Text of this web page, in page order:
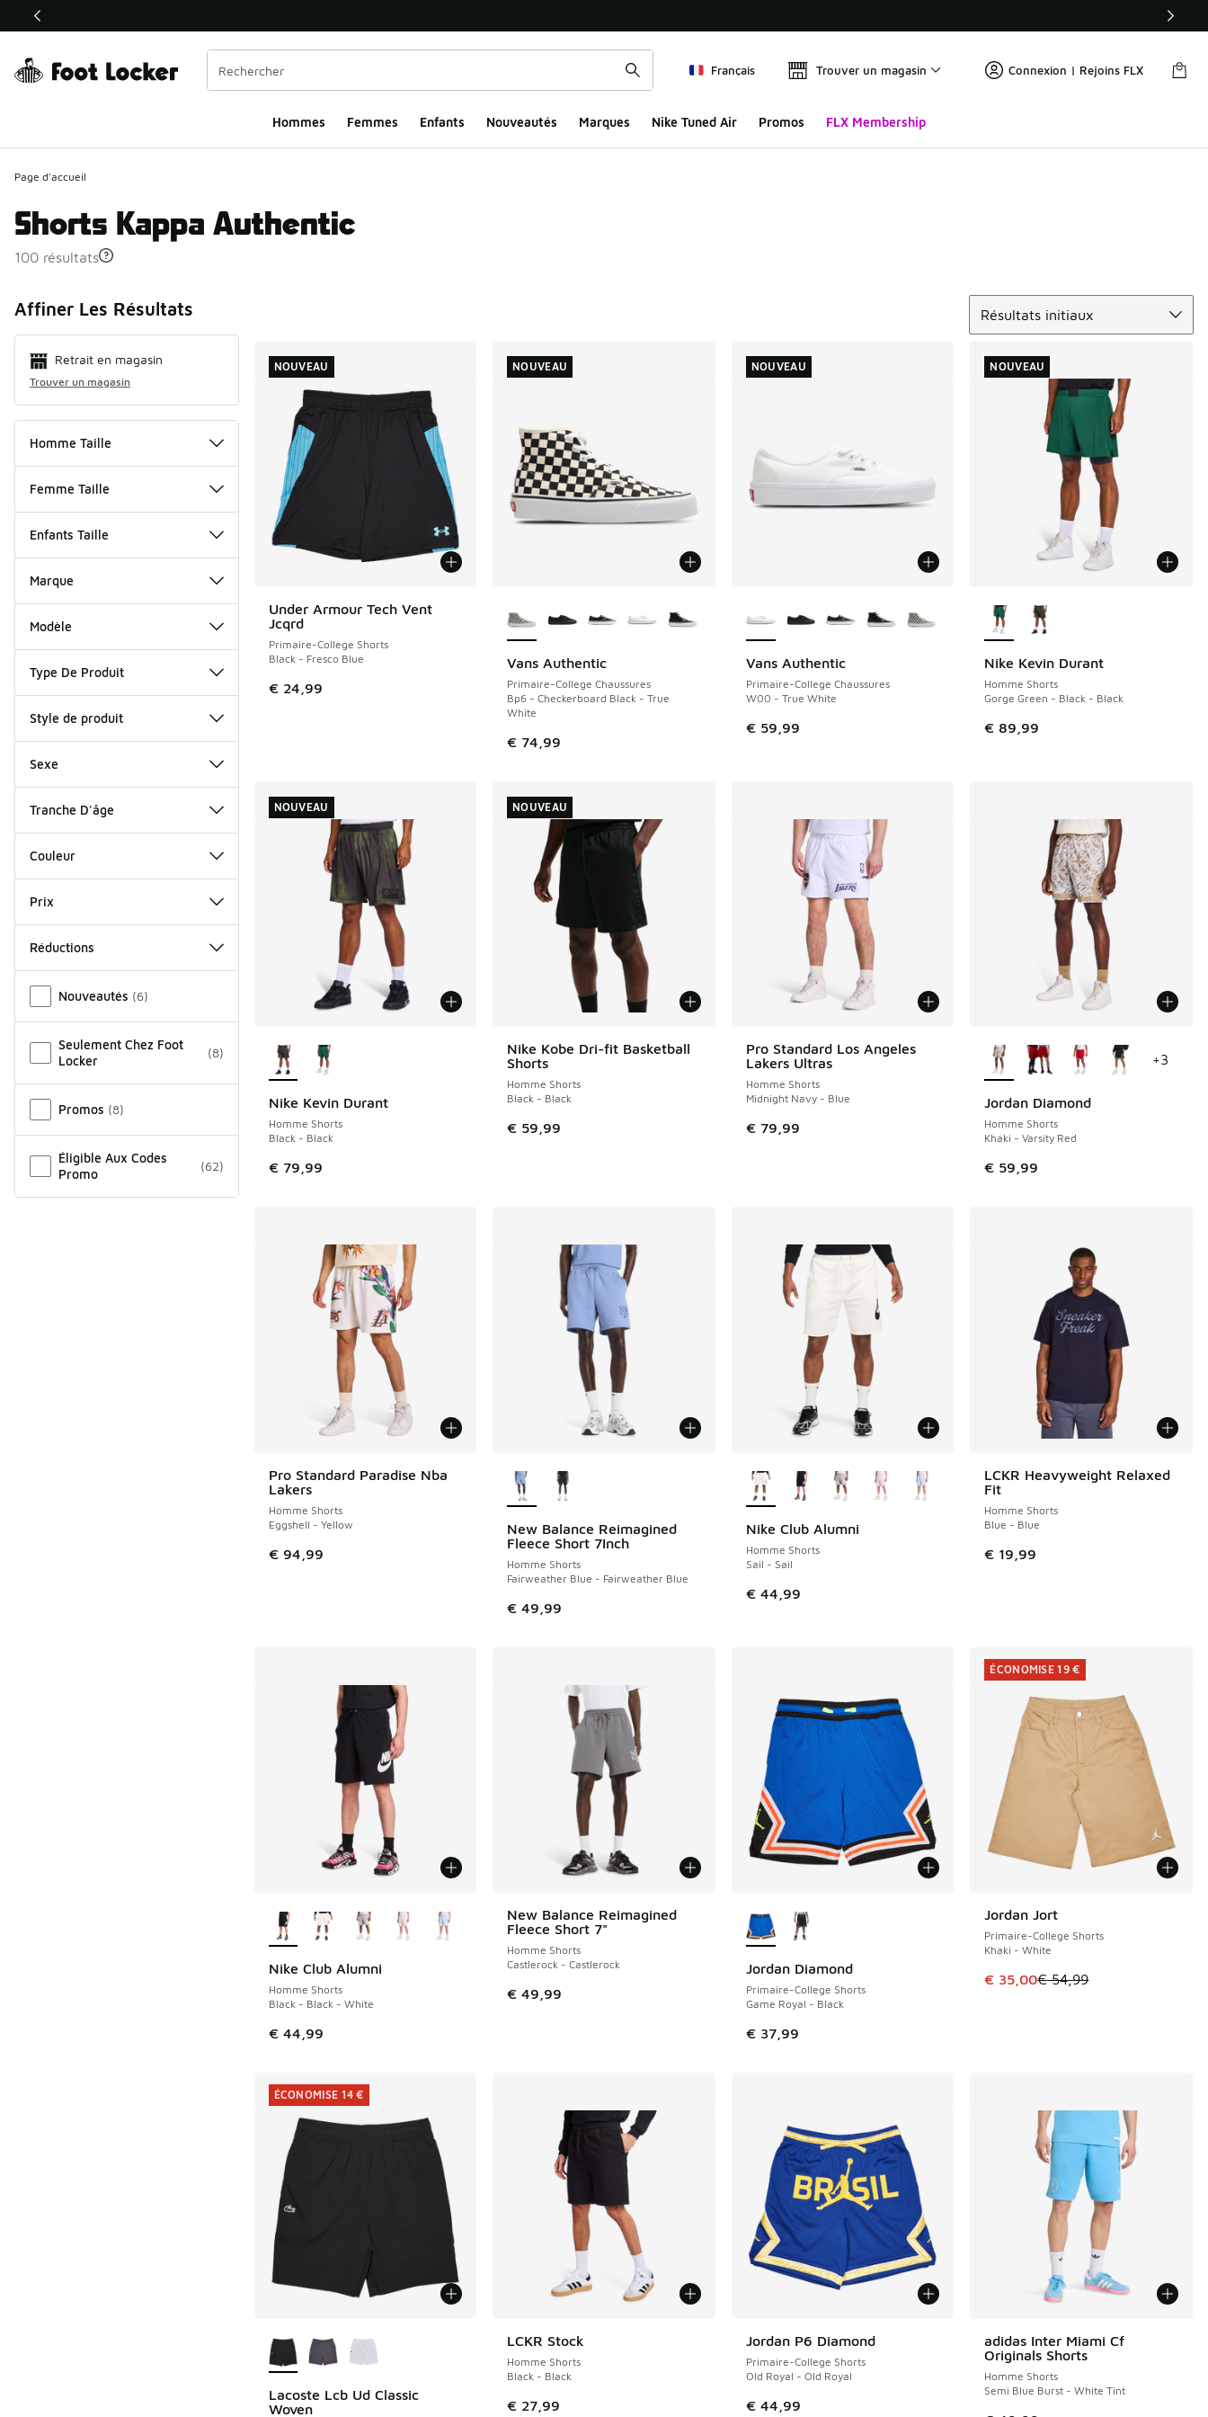
Ce lien ouvrira une nouvelle fenêtre
Français Trouver un magasin Connexion | Rejoins FLX
Hommes​ Femmes Enfants Nouveautés Marques Nike Tuned Air Promos FLX Membership
Page d'accueil
Shorts Kappa Authentic
100 résultats
Affiner Les Résultats
Retrait en magasin
Trouver un magasin
Homme Taille
Femme Taille
Enfants Taille
Marque
Modèle
Type De Produit
Style de produit
Sexe
Tranche D'âge
Couleur
Prix
Réductions
Nouveautés (6)
Seulement Chez Foot
Locker
(8)
Promos (8)
Éligible Aux Codes
Promo
(62)
Résultats initiaux
Under Armour Tech Vent
Jcqrd
Primaire-College Shorts
Black - Fresco Blue
€ 24,99
NOUVEAU
NOUVEAU
Vans Authentic
Primaire-College Chaussures
Bp6 - Checkerboard Black - True
White
€ 74,99
NOUVEAU
NOUVEAU
Vans Authentic
Primaire-College Chaussures
W00 - True White
€ 59,99
NOUVEAU
NOUVEAU
Nike Kevin Durant
Homme Shorts
Gorge Green - Black - Black
€ 89,99
NOUVEAU
NOUVEAU
Nike Kevin Durant
Homme Shorts
Black - Black
€ 79,99
NOUVEAU
NOUVEAU
Nike Kobe Dri-fit Basketball
Shorts
Homme Shorts
Black - Black
€ 59,99
NOUVEAU
NOUVEAU
Pro Standard Los Angeles
Lakers Ultras
Homme Shorts
Midnight Navy - Blue
€ 79,99
Jordan Diamond
Homme Shorts
Khaki - Varsity Red
€ 59,99
+3
Pro Standard Paradise Nba
Lakers
Homme Shorts
Eggshell - Yellow
€ 94,99
New Balance Reimagined
Fleece Short 7Inch
Homme Shorts
Fairweather Blue - Fairweather Blue
€ 49,99
Nike Club Alumni
Homme Shorts
Sail - Sail
€ 44,99
LCKR Heavyweight Relaxed
Fit
Homme Shorts
Blue - Blue
€ 19,99
Nike Club Alumni
Homme Shorts
Black - Black - White
€ 44,99
New Balance Reimagined
Fleece Short 7"
Homme Shorts
Castlerock - Castlerock
€ 49,99
Jordan Diamond
Primaire-College Shorts
Game Royal - Black
€ 37,99
Jordan Jort
Primaire-College Shorts
Khaki - White
Cet article est en promotion.
€ 35,00€ 54,99
ÉCONOMISE 19 €
ÉCONOMISE 19 €
Lacoste Lcb Ud Classic
Woven
ÉCONOMISE 14 €
ÉCONOMISE 14 €
LCKR Stock
Homme Shorts
Black - Black
€ 27,99
Jordan P6 Diamond
Primaire-College Shorts
Old Royal - Old Royal
€ 44,99
adidas Inter Miami Cf
Originals Shorts
Homme Shorts
Semi Blue Burst - White Tint